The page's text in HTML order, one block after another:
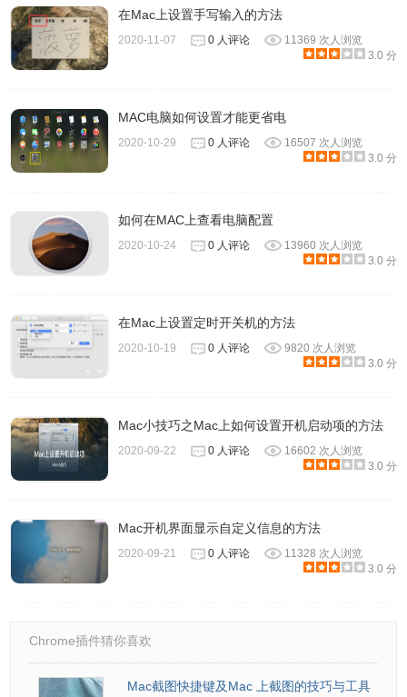
在Mac上设置手写输入的方法
2020-11-07 0 人评论
11369 次人浏览
3.0 分
MAC电脑如何设置才能更省电
2020-10-29 0 人评论
16507 次人浏览
3.0 分
如何在MAC上查看电脑配置
2020-10-24 0 人评论
13960 次人浏览
3.0 分
在Mac上设置定时开关机的方法
2020-10-19 0 人评论
9820 次人浏览
3.0 分
Mac小技巧之Mac上如何设置开机启动项的方法
2020-09-22 0 人评论
16602 次人浏览
3.0 分
Mac开机界面显示自定义信息的方法
2020-09-21 0 人评论
11328 次人浏览
3.0 分
Chrome插件猜你喜欢
Mac截图快捷键及Mac 上截图的技巧与工具